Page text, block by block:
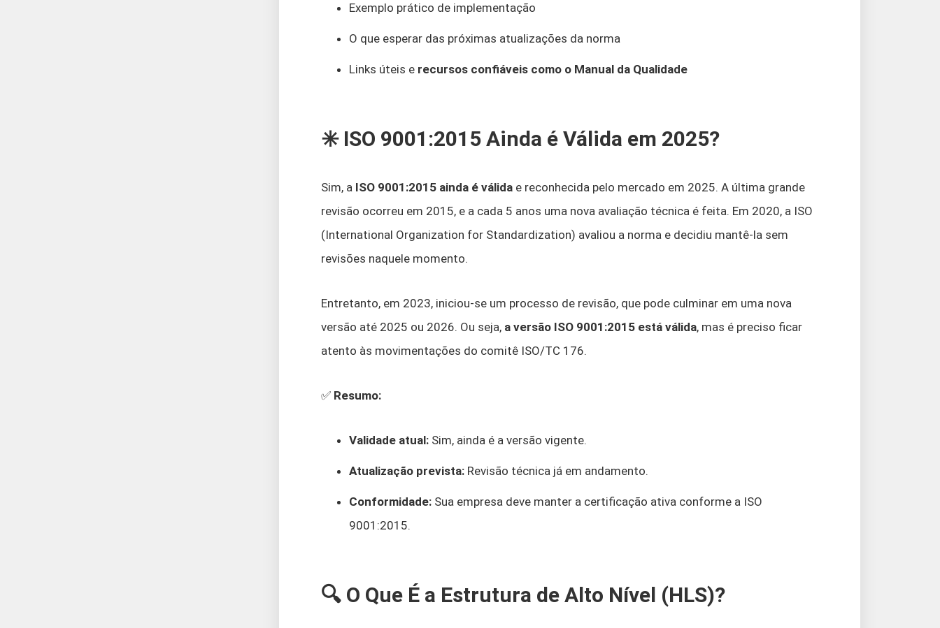
Exemplo prático de implementação
O que esperar das próximas atualizações da norma
Links úteis e recursos confiáveis como o Manual da Qualidade
✳️ ISO 9001:2015 Ainda é Válida em 2025?
Sim, a ISO 9001:2015 ainda é válida e reconhecida pelo mercado em 2025. A última grande
revisão ocorreu em 2015, e a cada 5 anos uma nova avaliação técnica é feita. Em 2020, a ISO
(International Organization for Standardization) avaliou a norma e decidiu mantê-la sem
revisões naquele momento.
Entretanto, em 2023, iniciou-se um processo de revisão, que pode culminar em uma nova
versão até 2025 ou 2026. Ou seja, a versão ISO 9001:2015 está válida, mas é preciso ficar
atento às movimentações do comitê ISO/TC 176.
✅ Resumo:
Validade atual: Sim, ainda é a versão vigente.
Atualização prevista: Revisão técnica já em andamento.
Conformidade: Sua empresa deve manter a certificação ativa conforme a ISO
9001:2015.
🔍 O Que É a Estrutura de Alto Nível (HLS)?